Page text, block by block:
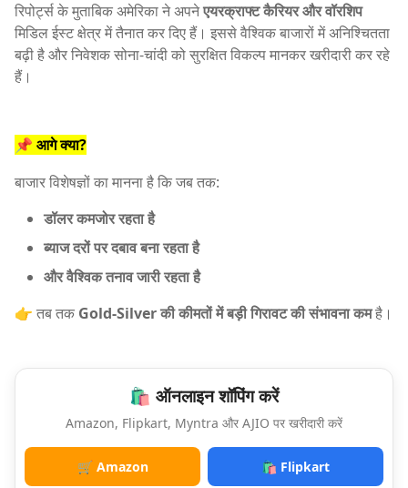
रिपोर्ट्स के मुताबिक अमेरिका ने अपनेएयरक्राफ्ट कैरियर और वॉरशिप
मिडिल ईस्ट क्षेत्र में तैनात कर दिए हैं। इससे वैश्विक बाजारों में अनिश्चितता
बढ़ी है और निवेशक सोना-चांदी को सुरक्षित विकल्प मानकर खरीदारी कर रहे
हैं।
📌 आगे क्या?
बाजार विशेषज्ञों का मानना है कि जब तक:
डॉलर कमजोर रहता है
ब्याज दरों पर दबाव बना रहता है
और वैश्विक तनाव जारी रहता है
👉 तब तक Gold-Silver की कीमतों में बड़ी गिरावट की संभावना कमहै।
🛍️ ऑनलाइन शॉपिंग करें
Amazon, Flipkart, Myntra और AJIO पर खरीदारी करें
🛒 Amazon 🛍️ Flipkart